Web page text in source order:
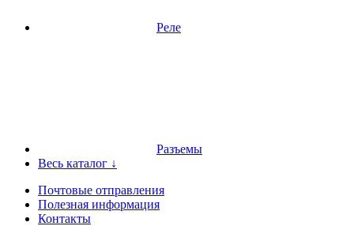
Реле
Разъемы
Весь каталог ↓
Почтовые отправления
Полезная информация
Контакты